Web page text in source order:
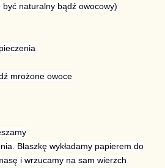
naturalny bądź owocowy)
mrożone owoce
Blaszkę wykładamy papierem do
i wrzucamy na sam wierzch